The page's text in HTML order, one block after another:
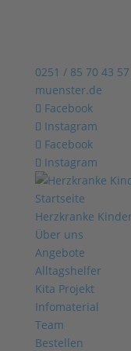
0251 / 85 70 43 57
muenster.de
Facebook
Instagram
Facebook
Instagram
Startseite
Herzkranke
Über uns
Angebote
Alltagshelfer
Kita Projekt
Infomaterial
Team
Bestellen